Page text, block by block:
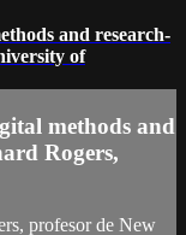
and research-
of
methods and
Rogers,
profesor de New